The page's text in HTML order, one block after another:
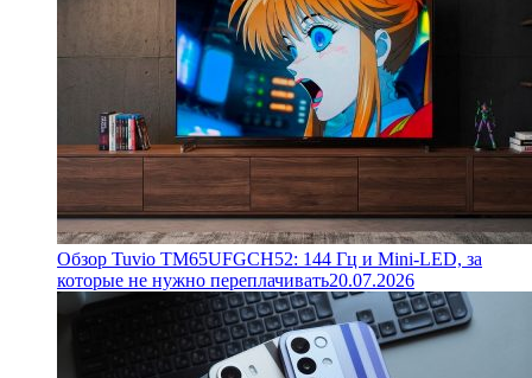
Обзор Tuvio TM65UFGCH52: 144 Гц и Mini-LED, за
которые не нужно переплачивать20.07.2026